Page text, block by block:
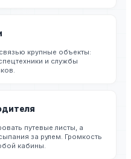
крупные объекты:
и службы
путевые листы, а
за рулем. Громкость
кабины.